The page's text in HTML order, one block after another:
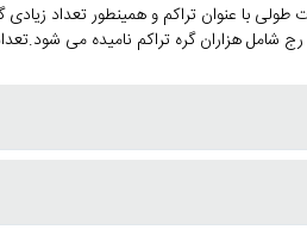
با عنوان تراکم و همینطور تعداد
شامل هزاران گره تراکم نامیده می